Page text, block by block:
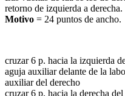
retorno de izquierda a derecha.
Motivo = 24 puntos de ancho.
cruzar 6 p. hacia la izquierda
aguja auxiliar delante de la
auxiliar del derecho
cruzar 6 p. hacia la derecha